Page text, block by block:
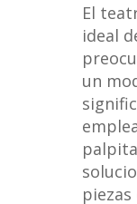
El
ideal
un